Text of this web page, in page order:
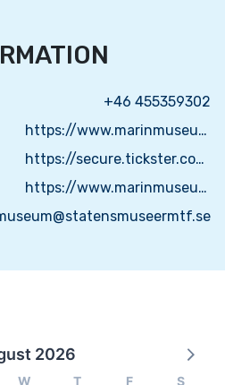
+46 455359302
https://www.marinmuseum.se
https://secure.tickster.com/sv/llmzmppf25dcdfn/selectevent
https://www.marinmuseum.se/besok/kalender/besok-slup--och-barkasskjulet
2026
W T F S